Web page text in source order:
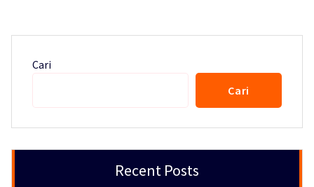
Cari
Cari
Recent Posts